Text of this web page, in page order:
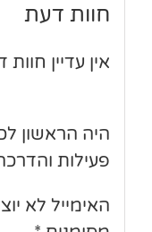
חוות דעת
אין עדיין
היה הראשון
פעילות
האימייל לא